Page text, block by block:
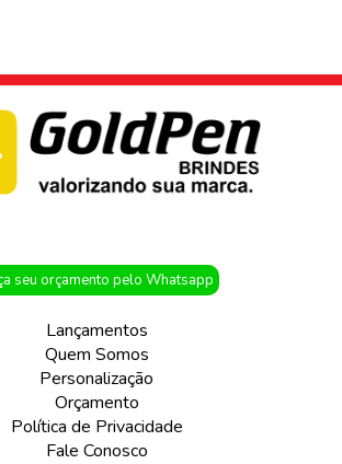
seu orçamento pelo Whatsapp
Lançamentos
Quem Somos
Personalização
Orçamento
Política de Privacidade
Fale Conosco